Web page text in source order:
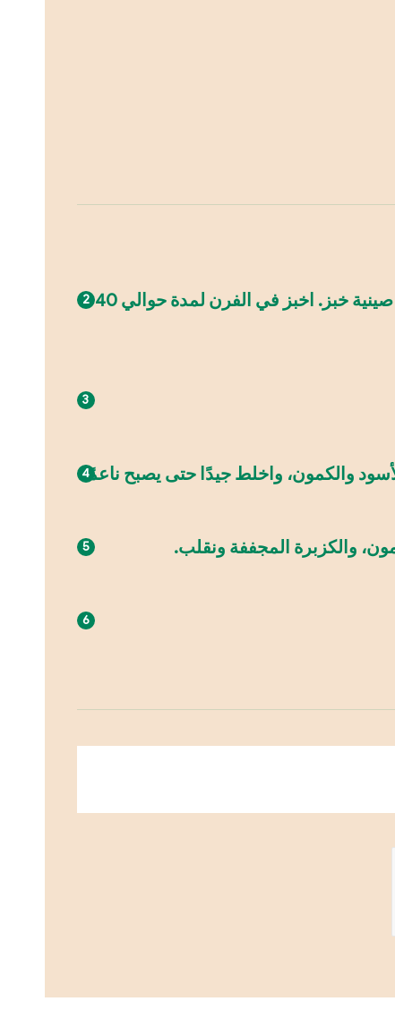
نسخن الفرن على درجة حرارة 200 درجة مئوية. ثقب الباذنجان بالشوكة في عدة أماكن وضعه على صينية خبز. اخبز في الفرن لمدة حوالي 40
والكمون، واخلط جيدًا حتى يصبح ناعمًا.
والكزبرة المجففة ونقلب.